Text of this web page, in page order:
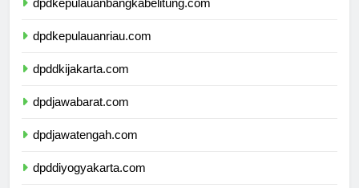
dpdkepulauanbangkabelitung.com
dpdkepulauanriau.com
dpddkijakarta.com
dpdjawabarat.com
dpdjawatengah.com
dpddiyogyakarta.com